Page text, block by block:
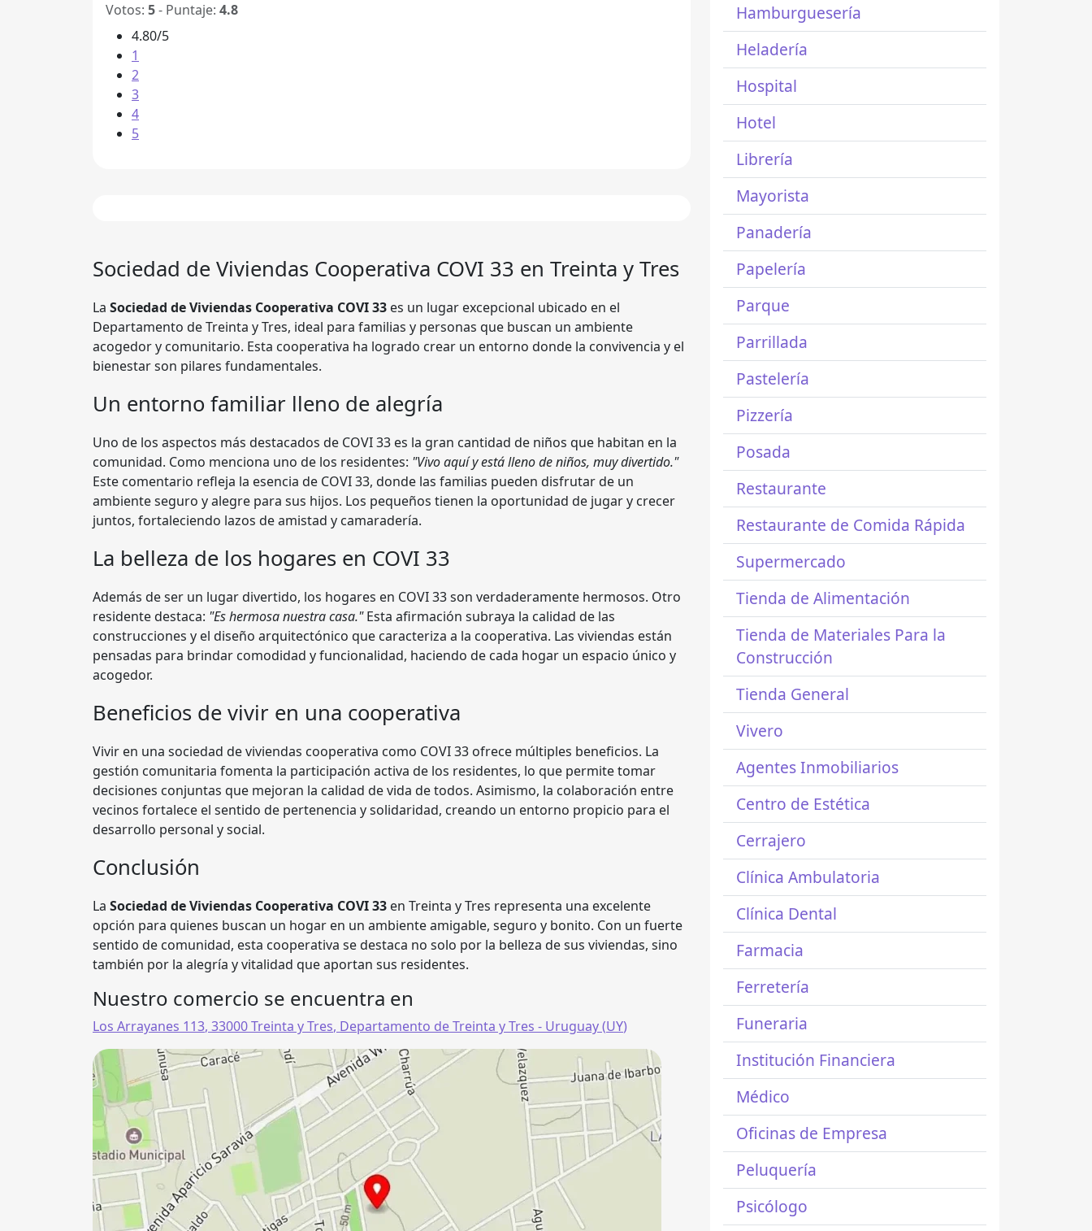
Votos: 5- Puntaje: 4.8
4.80/5
1
2
3
4
5
Sociedad de Viviendas Cooperativa COVI 33 en Treinta y Tres
La Sociedad de Viviendas Cooperativa COVI 33 es un lugar excepcional ubicado en el
Departamento de Treinta y Tres, ideal para familias y personas que buscan un ambiente
acogedor y comunitario. Esta cooperativa ha logrado crear un entorno donde la convivencia y el
bienestar son pilares fundamentales.
Un entorno familiar lleno de alegría
Uno de los aspectos más destacados de COVI 33 es la gran cantidad de niños que habitan en la
comunidad. Como menciona uno de los residentes: "Vivo aquí y está lleno de niños, muy divertido."
Este comentario refleja la esencia de COVI 33, donde las familias pueden disfrutar de un
ambiente seguro y alegre para sus hijos. Los pequeños tienen la oportunidad de jugar y crecer
juntos, fortaleciendo lazos de amistad y camaradería.
La belleza de los hogares en COVI 33
Además de ser un lugar divertido, los hogares en COVI 33 son verdaderamente hermosos. Otro
residente destaca: "Es hermosa nuestra casa."Esta afirmación subraya la calidad de las
construcciones y el diseño arquitectónico que caracteriza a la cooperativa. Las viviendas están
pensadas para brindar comodidad y funcionalidad, haciendo de cada hogar un espacio único y
acogedor.
Beneficios de vivir en una cooperativa
Vivir en una sociedad de viviendas cooperativa como COVI 33 ofrece múltiples beneficios. La
gestión comunitaria fomenta la participación activa de los residentes, lo que permite tomar
decisiones conjuntas que mejoran la calidad de vida de todos. Asimismo, la colaboración entre
vecinos fortalece el sentido de pertenencia y solidaridad, creando un entorno propicio para el
desarrollo personal y social.
Conclusión
La Sociedad de Viviendas Cooperativa COVI 33 en Treinta y Tres representa una excelente
opción para quienes buscan un hogar en un ambiente amigable, seguro y bonito. Con un fuerte
sentido de comunidad, esta cooperativa se destaca no solo por la belleza de sus viviendas, sino
también por la alegría y vitalidad que aportan sus residentes.
Nuestro comercio se encuentra en
Los Arrayanes 113, 33000Treinta y Tres, Departamento de Treinta y Tres - Uruguay (UY)
Hamburguesería
Heladería
Hospital
Hotel
Librería
Mayorista
Panadería
Papelería
Parque
Parrillada
Pastelería
Pizzería
Posada
Restaurante
Restaurante de Comida Rápida
Supermercado
Tienda de Alimentación
Tienda de Materiales Para la
Construcción
Tienda General
Vivero
Agentes Inmobiliarios
Centro de Estética
Cerrajero
Clínica Ambulatoria
Clínica Dental
Farmacia
Ferretería
Funeraria
Institución Financiera
Médico
Oficinas de Empresa
Peluquería
Psicólogo